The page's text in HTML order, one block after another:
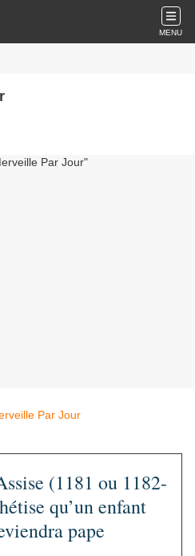
MENU
(1181 ou 1182-
qu’un enfant
pape